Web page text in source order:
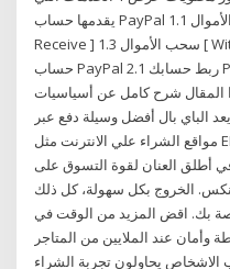
يقدمها حساب PayPal 1.1 ارسال الأموال [ send ] 1.2 استقبال الأموال [
Receive ] 1.3 سحب الأموال [ Withdraw ] 2 الأشياء التي تحتاجها لإنشاء
حساب PayPal 2.1 ربط حسابك PayPal بحساب بنكي المحلي 2.2
المقال شرح كامل عن أسياسيات
الباي بال أفضل وسيلة دفع عبر
مواقع الشراء علي الانترنت مثل EBAY و AMAZON و مواقع عربية كبيرة
أطلق العنان لقوة التسوق على
الخروج بكل سهولة، كل ذلك
بك. اقض المزيد من الوقت في
وأمان عند الملايين من المتاجر
29 تموز (يوليو) 2018 اغلب الاشخاص يحاولون تجربة الشراء